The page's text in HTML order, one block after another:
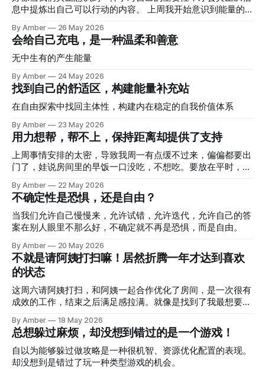
意去上学。
人，她更关注逻辑、
好的「关系」，会更有勇气去面对事情。 但关系本身，并不
遇到学习困难，好的家庭氛围会让孩子更愿意去面对这些困
难，但这不会直接帮他擅长学习某门课程。 我们在职场遇到
问题，家人相信和支持我们，可以给我们勇气，但依然无法改
经验的前辈是在帮助我们看到某种因果关系、思维方式，不同
角色的视角，更好的看清当前的处境，做出更有针对性的行
动。 这个维度的支持，改善的是我们的处境。 这和情感上
好像我去找人聊，就是在找安慰，就是我不够独立。 但有时
候，一个人卡住，不是因为她不努力，而是潜意识有一种感觉
息中提炼出自己可以行动的内容。 上周我开始意识到能量的
补充能量。 那怎么知道哪些事情给自己补充能量，哪些事情
给自己消耗能量呢？ 巧了，我刚好记录了一个月的日记，而
里面刚好有精力这一项，于是让 AI 帮我分析了一下哪些事情
我不是主要靠“什么都不做”回血的人。 而是：只要有一个很小
的真实推进，电就会回来一点点。 ⭐️补能公式 补能 = 小闭环
+ 真实反馈 + 有人一起 / 被支持 + 价值感 / 参与感。 对我来
close。 一件具体的事往前走了一点。 做出来一个最小版本，
而不是继续想。 和人产生真实交流、请教、反馈或协作。 系
统变顺，让我感到不是一个人在硬扛。 和娃一起轻松地玩、
动、创造，而不是只管理和纠正。 把经验写出来、
By Amber 26 May 2026
会给自己充电，是一种温柔和善意
无中生有的产生能量
By Amber 24 May 2026
找到自己的舒适区，构建能量补充站
在自由探索中找回主体性，构建内在稳定的自我价值体系
By Amber 23 May 2026
用力想帮，帮不上，保持距离却提供了支持
上周事情安排的太密，导致我周一有点缓不过来，偏偏都要出
门了，娃说房间里的早饭一口没吃，不想吃。要放在平时，我
能量太低了，我感觉自己像是进入了一种"冷漠"状态 — 我只
想快点结束这件事。于是我说：“那我们去楼下买个肯德基早
餐吧。” 结果事情比我想象中的丝滑，我没生气，娃也主动提
议说要提前预定明天的早餐。 回想起来，那天的状态有点奇
别人会怎么想，不想自己要营造怎样的氛围。世界突然变得安
静、简单。 过了几天，机缘巧合下又感受了一次比较疏离的
状态。 有朋友找我倾诉，往常朋友找我倾诉的时候，我常常
会和对方飞快的讨论，给出各种各样的想法和建议。但那天我
能量很低，就隔着屏幕又慢、又简单的提问（这很像之前朋友
给我支持的状态，我是被提问的那一个）。 对方开始认真思
考和答复，就像我被提问时一样。 我突然感觉自己站到了之
前支持我的，朋友的位置，我一直很感恩朋友给我的耐心又精
准的提问，让我能够自己得到答案，得到下一步行动。 这回
感受了才知道，原来提问者的状态是这样的：
By Amber 22 May 2026
不确定性是恐惧，还是自由？
当我们允许自己慢慢来，允许试错，允许迭代，允许自己的答
案在别人眼里不那么好，不确定就不再是恐惧，而是自由。
By Amber 20 May 2026
不就是请阿姨打扫嘛！居然折腾一年才达到喜欢
的状态
这周六请阿姨打扫，和阿姨一起合作优化了房间，是一次很有
成效的工作，结束之后满足感拉满。就像是找到了我最想要的
事，拉长时间去看，也会发现自己曾经很搞笑的行为和想法。
⭐️2025年3月，第一次请阿姨 直接找了邻居一直在用的阿姨。
本来只想打扫2小时，结果她一打扫就是4小时，全程还特别爱
聊天，我不好意思不回应，听了 4 小时她的人生故事。 最后
By Amber 18 May 2026
总想躲过麻烦，却没想到错过的是一个游戏！
自以为能够躲过做攻略是一种很机智、资源优化配置的表现。
却没想到是错过了玩一种类型游戏的机会。